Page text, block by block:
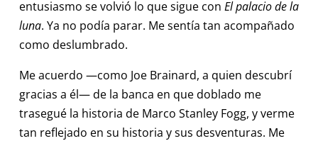
entusiasmo se volvió lo que sigue con El palacio de la
luna. Ya no podía parar. Me sentía tan acompañado
como deslumbrado.
Me acuerdo —como Joe Brainard, a quien descubrí
gracias a él— de la banca en que doblado me
trasegué la historia de Marco Stanley Fogg, y verme
tan reflejado en su historia y sus desventuras. Me